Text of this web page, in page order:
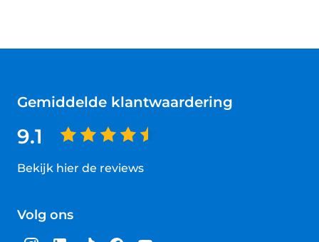
Gemiddelde klantwaardering
9.1
Bekijk hier de reviews
van
Volg ons